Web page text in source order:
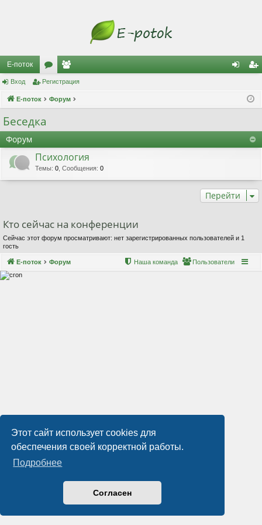
Этот сайт использует cookies для
обеспечения своей корректной работы.
Подробнее
Согласен
Е-поток
ор
ум
ол
ьз
и
ис
ац
Вход Регистрация
Е-поток Форум
Беседка
Форум
Психология
Темы: 0 Сообщения: 0
Перейти
Кто сейчас на конференции
Сейчас этот форум просматривают: нет зарегистрированных пользователей и 1
гость
Е-поток Форум Пользователи
Наша команда